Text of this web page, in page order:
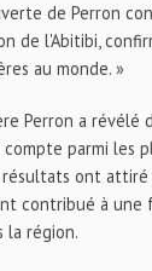
de Perron
de l'Abitibi,
au monde. »
Perron a révélé
compte parmi
résultats ont
contribué à une
la région.